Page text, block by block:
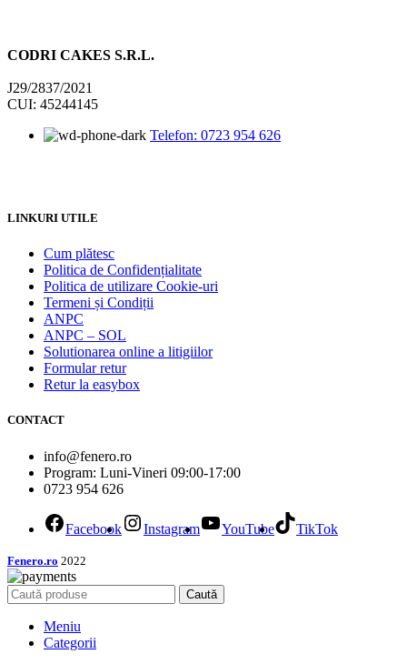
CODRI CAKES S.R.L.
J29/2837/2021
CUI: 45244145
Telefon: 0723 954 626
LINKURI UTILE
Cum plătesc
Politica de Confidențialitate
Politica de utilizare Cookie-uri
Termeni și Condiții
ANPC
ANPC – SOL
Solutionarea online a litigiilor
Formular retur
Retur la easybox
CONTACT
info@fenero.ro
Program: Luni-Vineri 09:00-17:00
0723 954 626
Facebook Instagram YouTube TikTok
Fenero.ro 2022
Caută
Meniu
Categorii